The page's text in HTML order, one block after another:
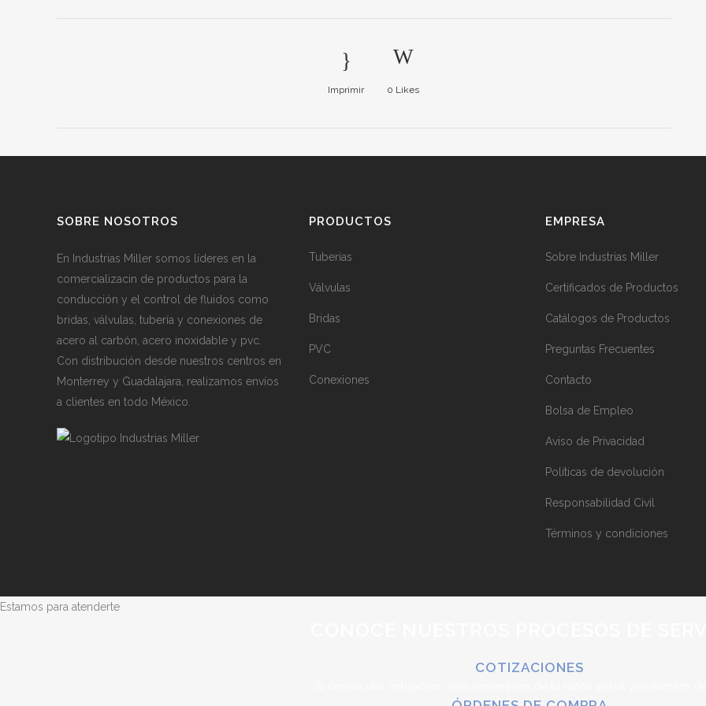
Imprimir 0 Likes
SOBRE NOSOTROS
En Industrias Miller somos líderes en la
comercializacin de productos para la
conducción y el control de fluidos como
bridas, válvulas, tubería y conexiones de
acero al carbón, acero inoxidable y pvc.
Con distribución desde nuestros centros en
Monterrey y Guadalajara, realizamos envíos
a clientes en todo México.
PRODUCTOS
Tuberías
Válvulas
Bridas
PVC
Conexiones
EMPRESA
Sobre Industrias Miller
Certificados de Productos
Catálogos de Productos
Preguntas Frecuentes
Contacto
Bolsa de Empleo
Aviso de Privacidad
Políticas de devolución
Responsabilidad Civil
Términos y condiciones
Estamos para atenderte
COTIZACIONES